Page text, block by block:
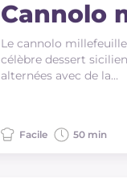
Cannolo
Le cannolo
célèbre dessert
alternées avec de la…
Facile 50 min